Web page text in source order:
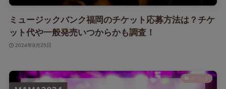
ミュージックバンク福岡のチケット応募方法は？チケ
ット代や一般発売いつからかも調査！
2024年9月25日